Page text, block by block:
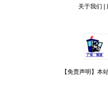
关于我们
【免责声明】